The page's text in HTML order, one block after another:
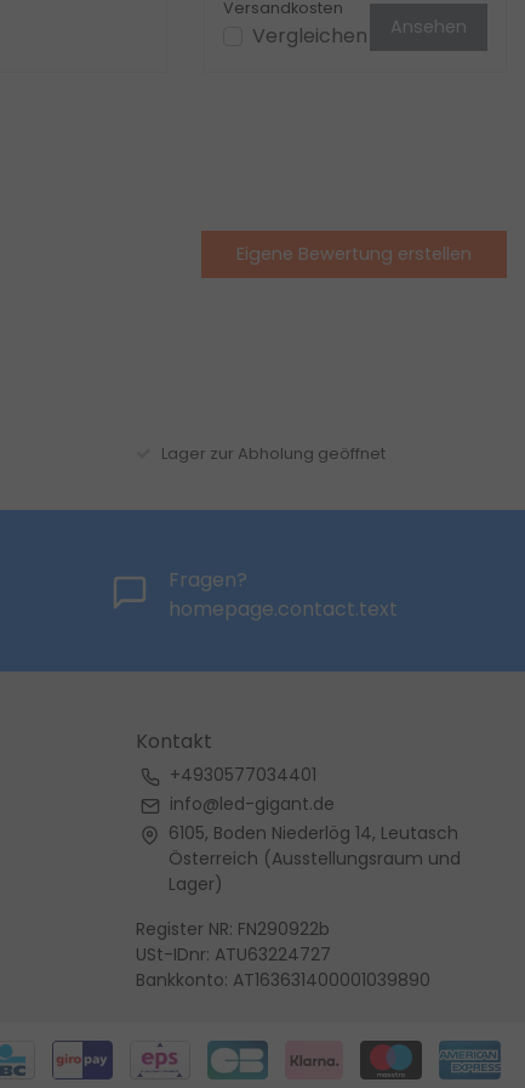
Versandkosten
Vergleichen Ansehen
Eigene Bewertung erstellen
Lager zur Abholung geöffnet
Fragen?
homepage.contact.text
Kontakt
+4930577034401
info@led-gigant.de
6105, Boden Niederlög 14, Leutasch
Österreich (Ausstellungsraum und
Lager)
Register NR: FN290922b
USt-IDnr: ATU63224727
Bankkonto: AT163631400001039890